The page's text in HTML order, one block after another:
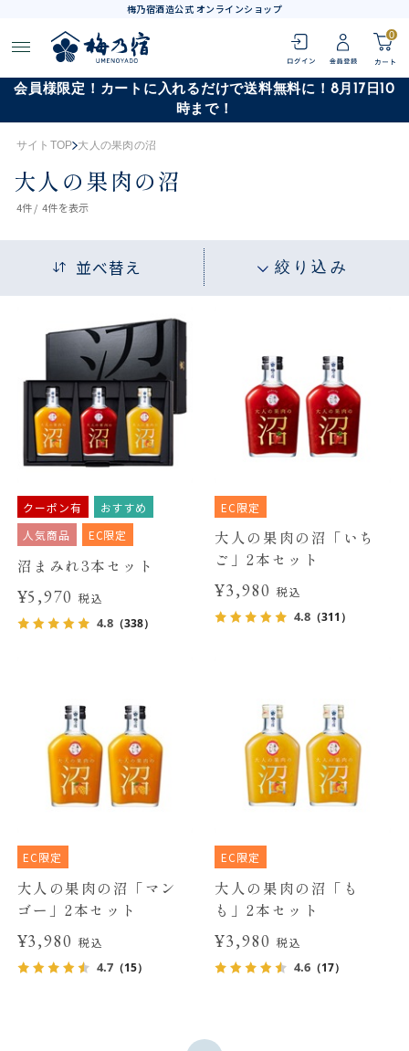
梅乃宿酒造公式 オンラインショップ
0
会員様限定！カートに入れるだけで送料無料に！8月17日10
時まで！
サイトTOP 大人の果肉の沼
大人の果肉の沼
4件 / 4件を表示
並べ替え 絞り込み
クーポン有
おすすめ
人気商品
EC限定
沼まみれ3本セット
¥5,970税込
4.8（338）
EC限定
大人の果肉の沼「いち
ご」2本セット
¥3,980 税込
4.8 （311）
EC限定
大人の果肉の沼「マン
ゴー」2本セット
¥3,980税込
4.7（15）
EC限定
大人の果肉の沼「も
も」2本セット
¥3,980 税込
4.6 （17）